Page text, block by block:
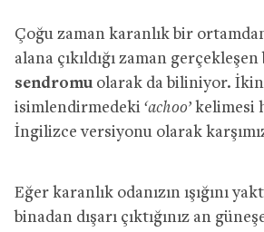
Çoğu zaman karanlık bir
alana çıkıldığı zaman
sendromuolarak da biliniyor.
isimlendirmedeki ‘achoo’ kelimesi
İngilizce versiyonu olarak
Eğer karanlık odanızın ışığını
binadan dışarı çıktığınız an